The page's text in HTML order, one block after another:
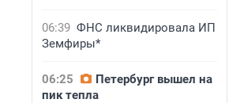
06:39 ФНС ликвидировала ИП
Земфиры*
06:25
Петербург вышел на
пик тепла